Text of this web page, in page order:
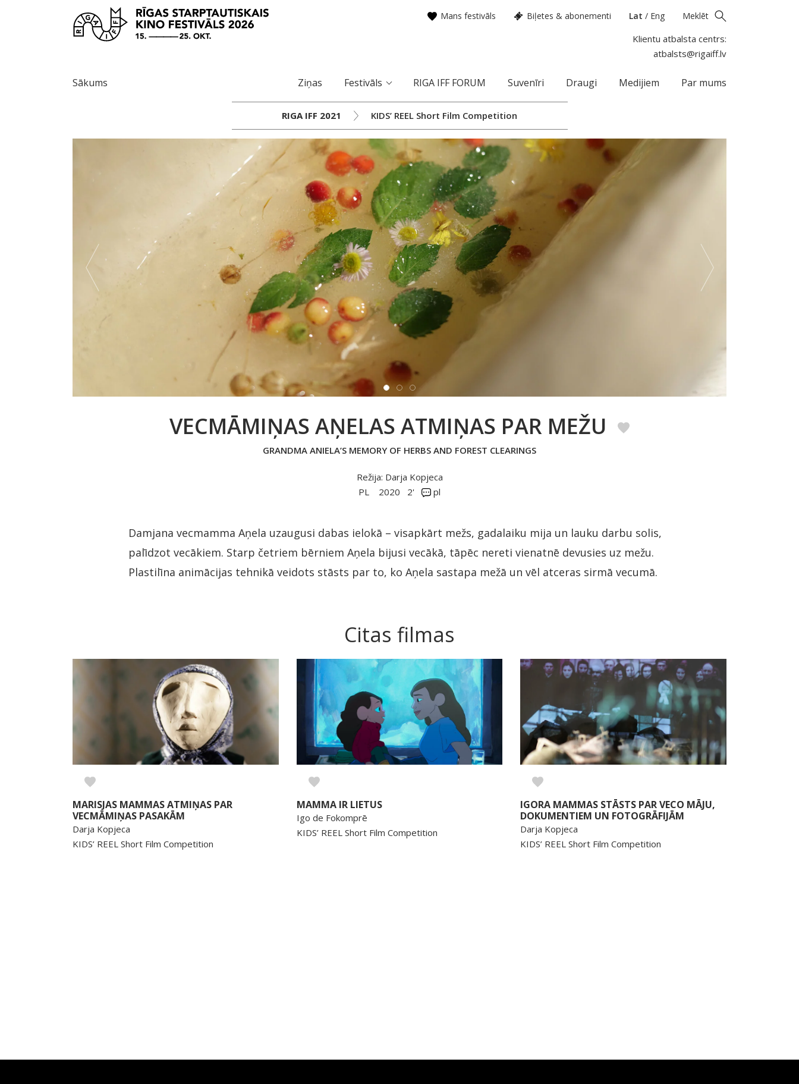
Mans festivāls Biļetes & abonementi Lat / Eng Meklēt
Klientu atbalsta centrs:
atbalsts@rigaiff.lv
Sākums Ziņas Festivāls RIGA IFF FORUM Suvenīri Draugi Medijiem Par mums
RIGA IFF 2021 KIDS’ REEL Short Film Competition
VECMĀMIŅAS AŅELAS ATMIŅAS PAR MEŽU
GRANDMA ANIELA’S MEMORY OF HERBS AND FOREST CLEARINGS
Režija: Darja Kopjeca
PL
2020 2' pl
Damjana vecmamma Aņela uzaugusi dabas ielokā – visapkārt mežs, gadalaiku mija un lauku darbu solis,
palīdzot vecākiem. Starp četriem bērniem Aņela bijusi vecākā, tāpēc nereti vienatnē devusies uz mežu.
Plastilīna animācijas tehnikā veidots stāsts par to, ko Aņela sastapa mežā un vēl atceras sirmā vecumā.
Citas filmas
MARISJAS MAMMAS ATMIŅAS PAR
VECMĀMIŅAS PASAKĀM
Darja Kopjeca
KIDS’ REEL Short Film Competition
MAMMA IR LIETUS
Igo de Fokomprē
KIDS’ REEL Short Film Competition
IGORA MAMMAS STĀSTS PAR VECO MĀJU,
DOKUMENTIEM UN FOTOGRĀFIJĀM
Darja Kopjeca
KIDS’ REEL Short Film Competition